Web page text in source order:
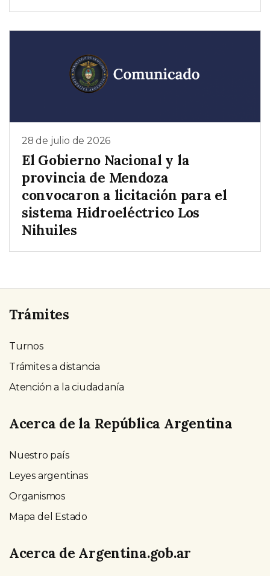
28 de julio de 2026
El Gobierno Nacional y la
provincia de Mendoza
convocaron a licitación para el
sistema Hidroeléctrico Los
Nihuiles
Trámites
Turnos
Trámites a distancia
Atención a la ciudadanía
Acerca de la República Argentina
Nuestro país
Leyes argentinas
Organismos
Mapa del Estado
Acerca de Argentina.gob.ar